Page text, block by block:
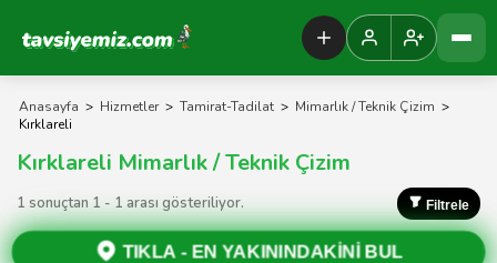
Tavsiyemiz Anasayfa
Anasayfa > Hizmetler > Tamirat-Tadilat > Mimarlık / Teknik Çizim >
Kırklareli
Kırklareli Mimarlık / Teknik Çizim
1 sonuçtan 1 - 1 arası gösteriliyor. Filtrele
TIKLA - EN YAKININDAKİNİ BUL